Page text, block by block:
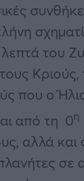
του
Κριούς,
που ο
από τη 0η
αλλά
σε